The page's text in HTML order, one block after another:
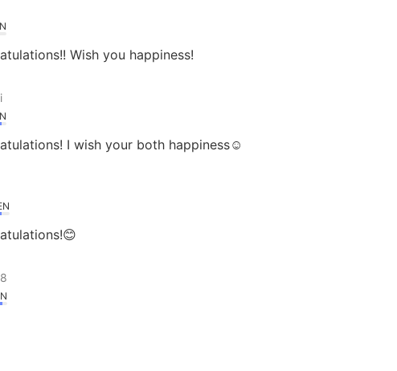
Wish you happiness!
I wish your both happiness☺️